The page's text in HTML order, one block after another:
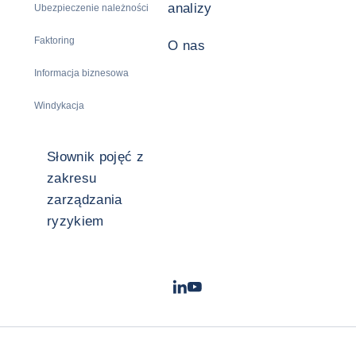
Ubezpieczenie należności
Faktoring
Informacja biznesowa
Windykacja
analizy
O nas
Słownik pojęć z
zakresu
zarządzania
ryzykiem
LinkedIn
Youtube